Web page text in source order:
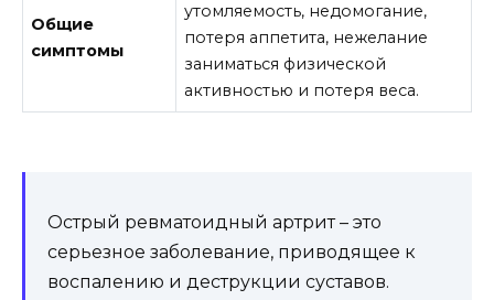
Общие
симптомы
утомляемость, недомогание,
потеря аппетита, нежелание
заниматься физической
активностью и потеря веса.
Острый ревматоидный артрит – это
серьезное заболевание, приводящее к
воспалению и деструкции суставов.